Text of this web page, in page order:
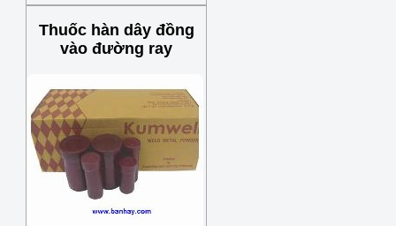
Thuốc hàn dây đồng
vào đường ray